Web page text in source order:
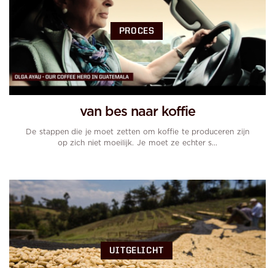
PROCES
van bes naar koffie
De stappen die je moet zetten om koffie te produceren zijn
op zich niet moeilijk. Je moet ze echter s...
UITGELICHT